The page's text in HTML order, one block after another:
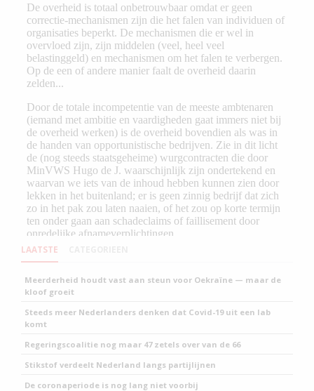
LAATSTE
Meerderheid houdt vast aan steun voor Oekraïne — maar de
kloof groeit
Steeds meer Nederlanders denken dat Covid-19 uit een lab
komt
Regeringscoalitie nog maar 47 zetels over van de 66
Stikstof verdeelt Nederland langs partijlijnen
De coronaperiode is nog lang niet voorbij